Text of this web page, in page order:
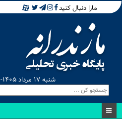
مارا دنبال کنید
شنبه ۱۷ مرداد ۱۴۰۵- Aug 8 2026